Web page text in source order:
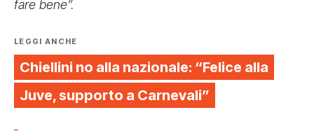
fare bene”.
LEGGI ANCHE
Chiellini no alla nazionale: “Felice alla
Juve, supporto a Carnevali”